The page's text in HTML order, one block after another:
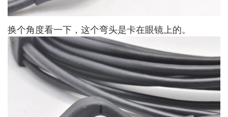
换个角度看一下，这个弯头是卡在眼镜上的。